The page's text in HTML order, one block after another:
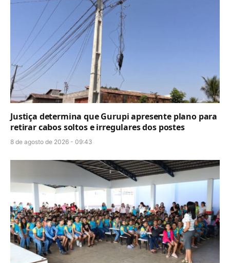
Justiça determina que Gurupi apresente plano para
retirar cabos soltos e irregulares dos postes
8 de agosto de 2026 - 09:43